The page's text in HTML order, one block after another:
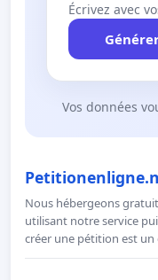
Écrivez avec
Vos données
Nous hébergeons
utilisant notre service
créer une pétition est un